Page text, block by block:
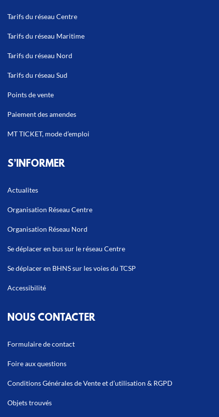
Tarifs du réseau Centre
Tarifs du réseau Maritime
Tarifs du réseau Nord
Tarifs du réseau Sud
Points de vente
Paiement des amendes
MT TICKET, mode d’emploi
S’INFORMER
Actualites
Organisation Réseau Centre
Organisation Réseau Nord
Se déplacer en bus sur le réseau Centre
Se déplacer en BHNS sur les voies du TCSP
Accessibilité
NOUS CONTACTER
Formulaire de contact
Foire aux questions
Conditions Générales de Vente et d’utilisation & RGPD
Objets trouvés